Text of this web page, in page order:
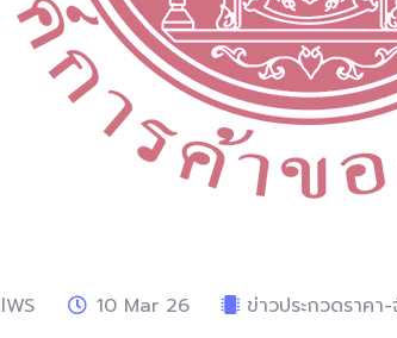
10 Mar 26 ข่าวประกวดราค